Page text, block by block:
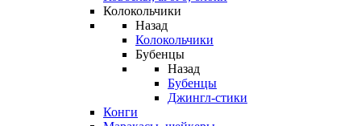
Колокольчики
Назад
Колокольчики
Бубенцы
Назад
Бубенцы
Джингл-стики
Конги